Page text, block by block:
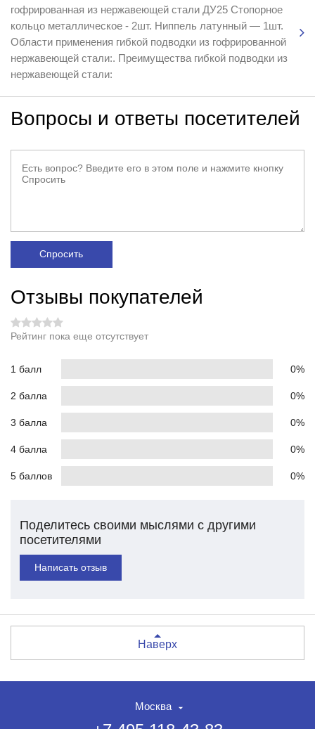
гофрированная из нержавеющей стали ДУ25 Стопорное
кольцо металлическое - 2шт. Ниппель латунный — 1шт.
Области применения гибкой подводки из гофрированной
нержавеющей стали:. Преимущества гибкой подводки из
нержавеющей стали:
Вопросы и ответы посетителей
Спросить
Отзывы покупателей
Рейтинг пока еще отсутствует
1 балл 0%
2 балла 0%
3 балла 0%
4 балла 0%
5 баллов 0%
Поделитесь своими мыслями с другими
посетителями
Написать отзыв
Наверх
Москва